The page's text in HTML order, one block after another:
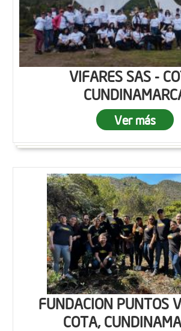
VIFARES SAS -
Ver más
FUNDACION PUNTOS
COTA,